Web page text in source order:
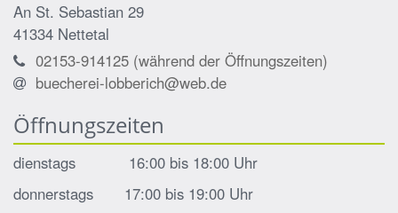
An St. Sebastian 29
41334 Nettetal
02153-914125 (während der Öffnungszeiten)
buecherei-lobberich@web.de
Öffnungszeiten
dienstags 16:00 bis 18:00 Uhr
donnerstags 17:00 bis 19:00 Uhr